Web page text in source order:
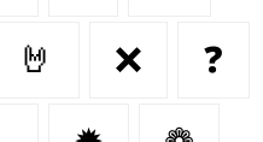
🤘 ❌ ❓